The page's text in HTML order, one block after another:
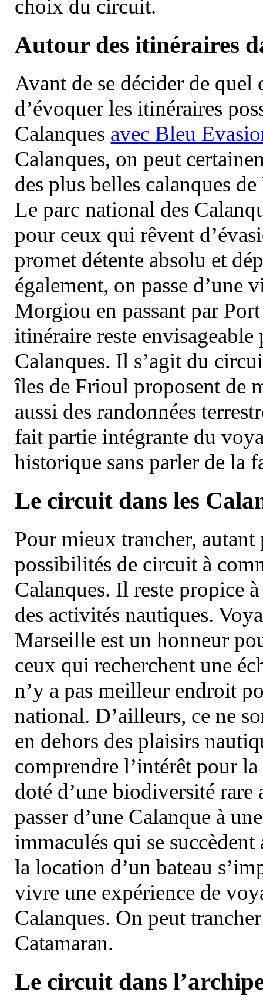
choix du circuit.
Autour des itinéraires
Avant de se décider de
d’évoquer les itinéraires
Calanques avec Bleu
Calanques, on peut
des plus belles calanques
Le parc national des
pour ceux qui rêvent
promet détente absolu et
également, on passe d’une
Morgiou en passant par
itinéraire reste
Calanques. Il s’agit du
îles de Frioul proposent de
aussi des randonnées
fait partie intégrante du
historique sans parler de la
Le circuit dans les
Pour mieux trancher, autant
possibilités de circuit à
Calanques. Il reste propice
des activités nautiques.
Marseille est un honneur
ceux qui recherchent une
n’y a pas meilleur endroit
national. D’ailleurs, ce ne
en dehors des plaisirs
comprendre l’intérêt pour
doté d’une biodiversité
passer d’une Calanque à
immaculés qui se
la location d’un bateau
vivre une expérience de
Calanques. On peut
Catamaran.
Le circuit dans